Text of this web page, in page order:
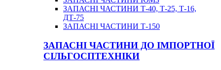
ЗАПАСНІ ЧАСТИНИ Т-40, Т-25, Т-16,
ДТ-75
ЗАПАСНІ ЧАСТИНИ Т-150
ЗАПАСНІ ЧАСТИНИ ДО ІМПОРТНОЇ
СІЛЬГОСПТЕХНІКИ